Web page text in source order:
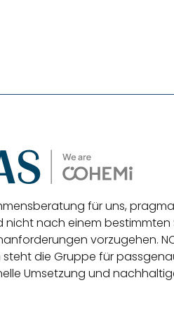
für uns,
nicht nach einem
vorzugehen.
steht die Gruppe für
Umsetzung und